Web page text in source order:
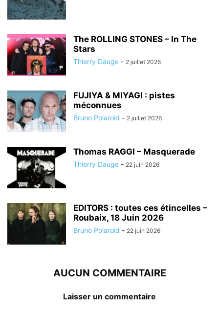
The ROLLING STONES – In The
Stars
Thierry Dauge - 2 juillet 2026
FUJIYA & MIYAGI : pistes
méconnues
Bruno Polaroid - 2 juillet 2026
Thomas RAGGI – Masquerade
Thierry Dauge - 22 juin 2026
EDITORS : toutes ces étincelles –
Roubaix, 18 Juin 2026
Bruno Polaroid - 22 juin 2026
AUCUN COMMENTAIRE
Laisser un commentaire